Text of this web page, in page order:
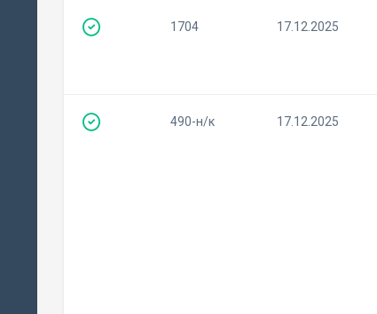
1704 17.12.2025
490-н/к 17.12.2025